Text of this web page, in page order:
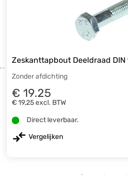
Zeskanttapbout Deeldraad DIN
Zonder afdichting
€ 19.25
€ 19,25excl. BTW
Direct leverbaar.
Vergelijken